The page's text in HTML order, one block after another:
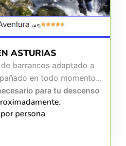
(4.5)
ASTURIAS
barrancos adaptado a
en todo momento...
para tu descenso
persona